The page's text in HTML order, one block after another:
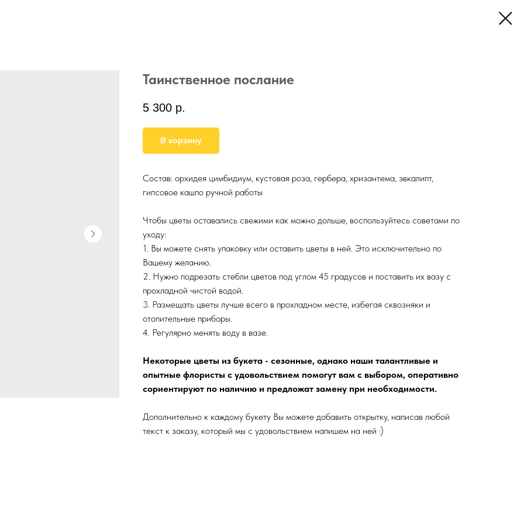
Таинственное послание
5 300 р.
В корзину
Состав: орхидея цимбидиум, кустовая роза, гербера, хризантема, эвкалипт,
гипсовое кашпо ручной работы
Чтобы цветы оставались свежими как можно дольше, воспользуйтесь советами по
уходу:
1. Вы можете снять упаковку или оставить цветы в ней. Это исключительно по
Вашему желанию.
2. Нужно подрезать стебли цветов под углом 45 градусов и поставить их вазу с
прохладной чистой водой.
3. Размещать цветы лучше всего в прохладном месте, избегая сквозняки и
отопительные приборы.
4. Регулярно менять воду в вазе.
Некоторые цветы из букета - сезонные, однако наши талантливые и
опытные флористы с удовольствием помогут вам с выбором, оперативно
сориентируют по наличию и предложат замену при необходимости.
Дополнительно к каждому букету Вы можете добавить открытку, написав любой
текст к заказу, который мы с удовольствием напишем на ней :)